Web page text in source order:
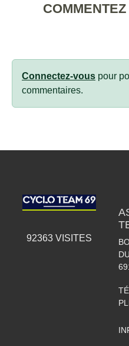
Connectez-vous pour
commentaires.
92363VISITES